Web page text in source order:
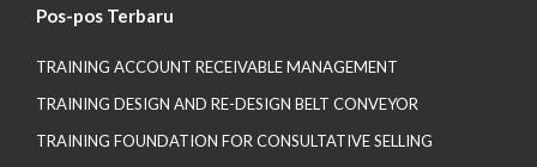
Pos-pos Terbaru
TRAINING ACCOUNT RECEIVABLE MANAGEMENT
TRAINING DESIGN AND RE-DESIGN BELT CONVEYOR
TRAINING FOUNDATION FOR CONSULTATIVE SELLING